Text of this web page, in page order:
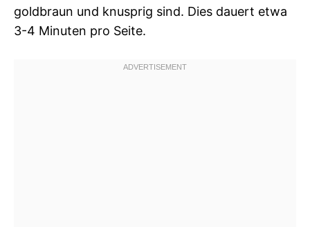
goldbraun und knusprig sind. Dies dauert etwa
3-4 Minuten pro Seite.